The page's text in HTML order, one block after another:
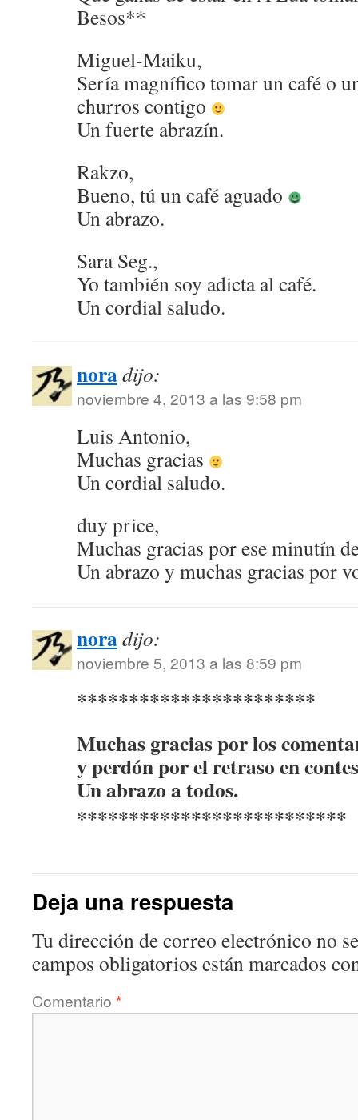
Besos**
Miguel-Maiku,
Sería magnífico tomar un café o
churros contigo
Un fuerte abrazín.
Rakzo,
Bueno, tú un café aguado
Un abrazo.
Sara Seg.,
Yo también soy adicta al café.
Un cordial saludo.
noradijo:
noviembre 4, 2013 a las 9:58 pm
Luis Antonio,
Muchas gracias
Un cordial saludo.
duy price,
Muchas gracias por ese minutín
Un abrazo y muchas gracias por
noradijo:
noviembre 5, 2013 a las 8:59 pm
***********************
Muchas gracias por los
y perdón por el retraso en
Un abrazo a todos.
**************************
Deja una respuesta
Tu dirección de correo electrónico no
campos obligatorios están marcados
Comentario *